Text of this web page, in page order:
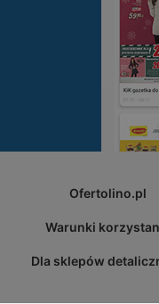
Ofertolino.pl
Warunki
Dla sklepów